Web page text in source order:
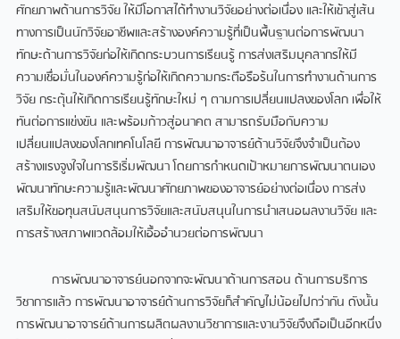
ศักยภาพด้านการวิจัย ให้มีโอกาสได้ทำงานวิจัยอย่างต่อเนื่อง และให้เข้าสู่เส้น
ทางการเป็นนักวิจัยอาชีพและสร้างองค์ความรู้ที่เป็นพื้นฐานต่อการพัฒนา
ทักษะด้านการวิจัยก่อให้เกิดกระบวนการเรียนรู้ การส่งเสริมบุคลากรให้มี
ความเชื่อมั่นในองค์ความรู้ก่อให้เกิดความกระตือรือร้นในการทำงานด้านการ
วิจัย กระตุ้นให้เกิดการเรียนรู้ทักษะใหม่ ๆ ตามการเปลี่ยนแปลงของโลก เพื่อให้
ทันต่อการแข่งขัน และพร้อมก้าวสู่อนาคต สามารถรับมือกับความ
เปลี่ยนแปลงของโลกเทคโนโลยี การพัฒนาอาจารย์ด้านวิจัยจึงจำเป็นต้อง
สร้างแรงจูงใจในการริเริ่มพัฒนา โดยการกำหนดเป้าหมายการพัฒนาตนเอง
พัฒนาทักษะความรู้และพัฒนาศักยภาพของอาจารย์อย่างต่อเนื่อง การส่ง
เสริมให้ขอทุนสนับสนุนการวิจัยและสนับสนุนในการนำเสนอผลงานวิจัย และ
การสร้างสภาพแวดล้อมให้เอื้ออำนวยต่อการพัฒนา
การพัฒนาอาจารย์นอกจากจะพัฒนาด้านการสอน ด้านการบริการ
วิชาการแล้ว การพัฒนาอาจารย์ด้านการวิจัยก็สำคัญไม่น้อยไปกว่ากัน ดังนั้น
การพัฒนาอาจารย์ด้านการผลิตผลงานวิชาการและงานวิจัยจึงถือเป็นอีกหนึ่ง